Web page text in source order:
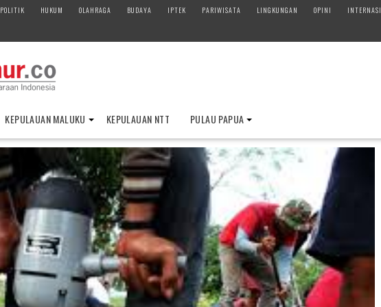
POLITIK HUKUM OLAHRAGA BUDAYA IPTEK PARIWISATA LINGKUNGAN OPINI
KEPULAUAN MALUKU KEPULAUAN NTT PULAU PAPUA